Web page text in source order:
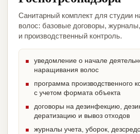
Санитарный комплект для студии
волос: базовые договоры,
и производственный контроль.
уведомление о начале
наращивания волос
программа производственного
с учетом формата объекта
договоры на дезинфекцию,
дератизацию и вывоз отходов
журналы учета, уборок,